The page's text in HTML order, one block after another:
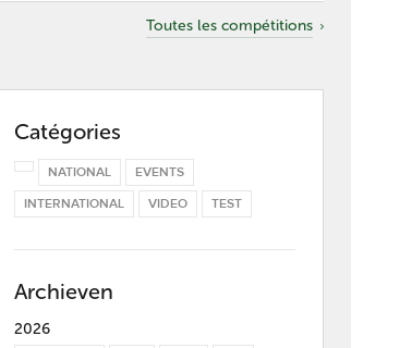
Toutes les compétitions
Catégories
NATIONAL
EVENTS
INTERNATIONAL
VIDEO TEST
Archieven
2026